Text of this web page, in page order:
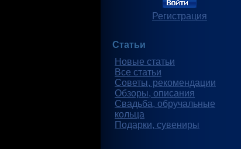
Регистрация
Статьи
Новые статьи
Все статьи
Советы, рекомендации
Обзоры, описания
Свадьба, обручальные
кольца
Подарки, сувениры